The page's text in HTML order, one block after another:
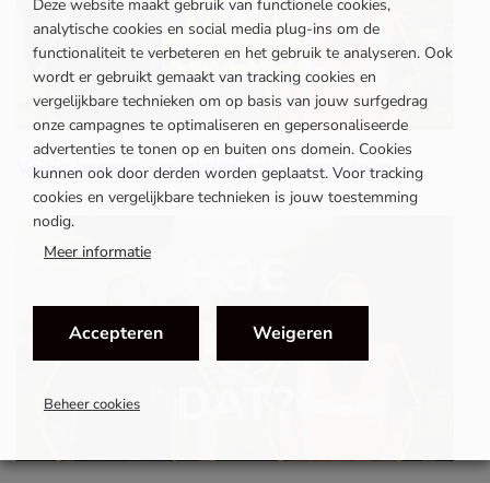
Veilig bergen van elektrische voertuigen
Deze website maakt gebruik van functionele cookies,
analytische cookies en social media plug-ins om de
functionaliteit te verbeteren en het gebruik te analyseren. Ook
wordt er gebruikt gemaakt van tracking cookies en
vergelijkbare technieken om op basis van jouw surfgedrag
onze campagnes te optimaliseren en gepersonaliseerde
advertenties te tonen op en buiten ons domein. Cookies
kunnen ook door derden worden geplaatst. Voor tracking
cookies en vergelijkbare technieken is jouw toestemming
nodig.
Meer informatie
Accepteren Weigeren
Beheer cookies